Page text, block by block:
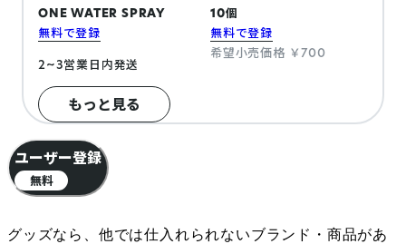
ONE WATER SPRAY
無料で登録
2~3営業日内発送
10個
無料で登録
希望小売価格 ￥700
もっと見る
ユーザー登録
無料
グッズなら、他では仕入れられないブランド・商品があ